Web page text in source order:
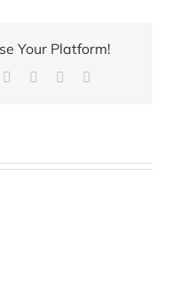
Your Platform!
TumblrPinterest